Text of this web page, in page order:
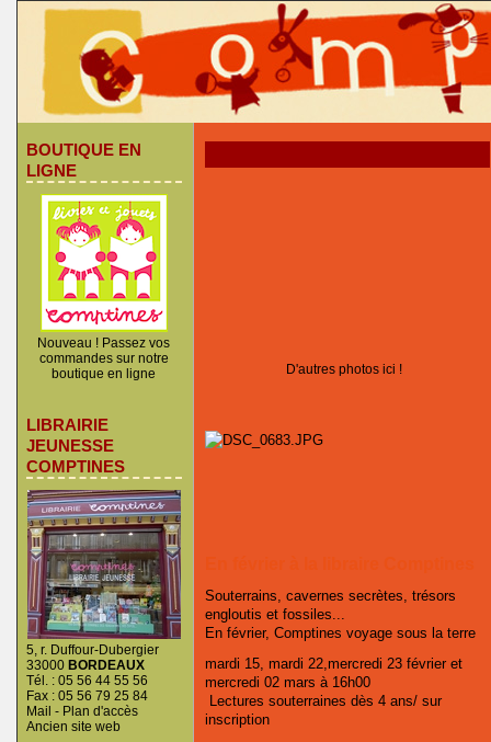
BOUTIQUE EN
LIGNE
Nouveau ! Passez vos
commandes sur notre
boutique en ligne
LIBRAIRIE
JEUNESSE
COMPTINES
5, r. Duffour-Dubergier
33000 BORDEAUX
Tél. : 05 56 44 55 56
Fax : 05 56 79 25 84
Mail - Plan d'accès
Ancien site web
D'autres photos ici !
Souterrains, cavernes secrètes, trésors
engloutis et fossiles...
En février, Comptines voyage sous la terre
mardi 15, mardi 22,mercredi 23 février et
mercredi 02 mars à 16h00
Lectures souterraines dès 4 ans/ sur
inscription